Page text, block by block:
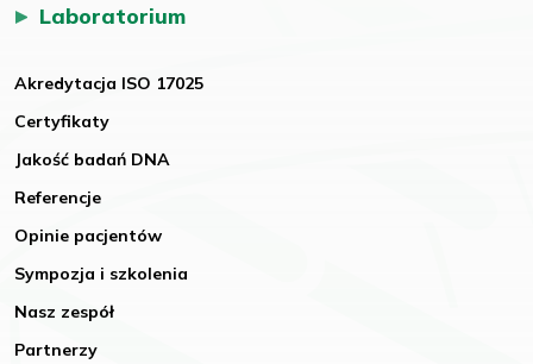
Laboratorium
Akredytacja ISO 17025
Certyfikaty
Jakość badań DNA
Referencje
Opinie pacjentów
Sympozja i szkolenia
Nasz zespół
Partnerzy